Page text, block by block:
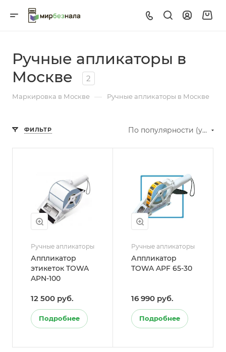
Ручные апликаторы в
Москве
2
Маркировка в Москве — Ручные апликаторы в Москве
ФИЛЬТР По популярности (убывание)
Ручные апликаторы
Аппликатор
этикеток TOWA
APN-100
12 500 руб.
Подробнее
Ручные апликаторы
Аппликатор
TOWA APF 65-30
16 990 руб.
Подробнее